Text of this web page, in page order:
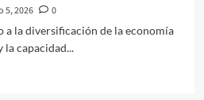
5, 2026
0
a la diversificación de la economía
capacidad...